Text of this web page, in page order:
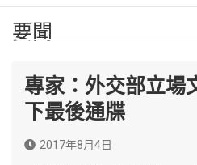
要聞
專家：外交部立場
下最後通牒
2017年8月4日